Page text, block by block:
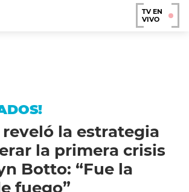
TV EN
VIVO
reveló la estrategia
la primera crisis
Botto: “Fue la
fuego”